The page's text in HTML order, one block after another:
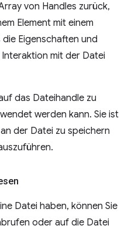
von Handles zurück,
Element mit einem
die Eigenschaften und
mit der Datei
das Dateihandle zu
werden kann. Sie ist
der Datei zu speichern
Datei haben, können Sie
oder auf die Datei